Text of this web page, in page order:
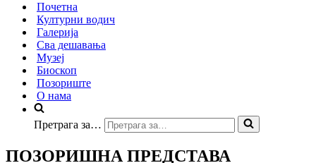
Почетна
Културни водич
Галерија
Сва дешавања
Музеј
Биоскоп
Позориште
О нама
Претрага за…
ПОЗОРИШНА ПРЕДСТАВА